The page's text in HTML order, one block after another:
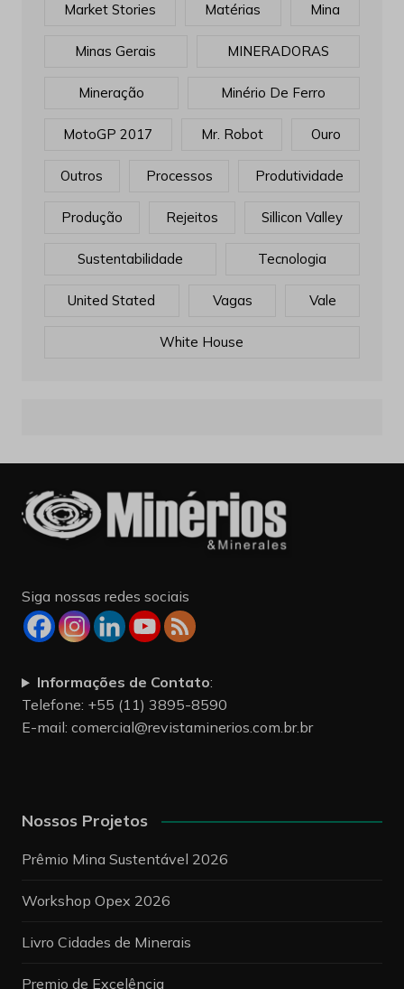
Market Stories Matérias Mina
Minas Gerais MINERADORAS
Mineração Minério De Ferro
MotoGP 2017 Mr. Robot Ouro
Outros Processos Produtividade
Produção Rejeitos Sillicon Valley
Sustentabilidade Tecnologia
United Stated Vagas Vale
White House
Siga nossas redes sociais
Informações de Contato:
Telefone: +55 (11) 3895-8590
E-mail: comercial@revistaminerios.com.br.br
Nossos Projetos
Prêmio Mina Sustentável 2026
Workshop Opex 2026
Livro Cidades de Minerais
Premio de Excelência